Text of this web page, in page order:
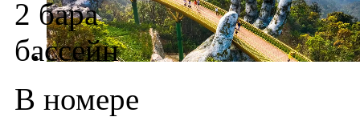
2 бара
бассейн
В номере